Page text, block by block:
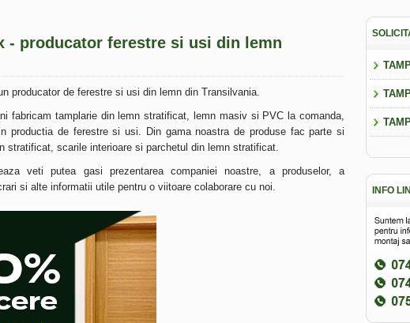
- producator ferestre si usi din lemn
producator de ferestre si usi din lemn din Transilvania.
fabricam tamplarie din lemn stratificat, lemn masiv si PVC la comanda,
productia de ferestre si usi. Din gama noastra de produse fac parte si
stratificat, scarile interioare si parchetul din lemn stratificat.
veti putea gasi prezentarea companiei noastre, a produselor, a
si alte informatii utile pentru o viitoare colaborare cu noi.
INFO